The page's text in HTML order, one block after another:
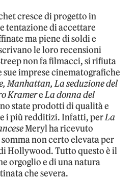
cresce di progetto in
tentazione di accettare
ma piene di soldi e
le loro recensioni
non fa filmacci, si rifiuta
imprese cinematografiche
Manhattan, La seduzione del
KramereLa donna del
state prodotti di qualità e
i più redditizi. Infatti, perLa
Meryl ha ricevuto
non certo elevata per
Hollywood. Tutto questo è il
orgoglio e di una natura
che severa.